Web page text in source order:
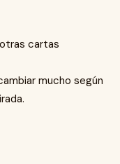
cartas
mucho según